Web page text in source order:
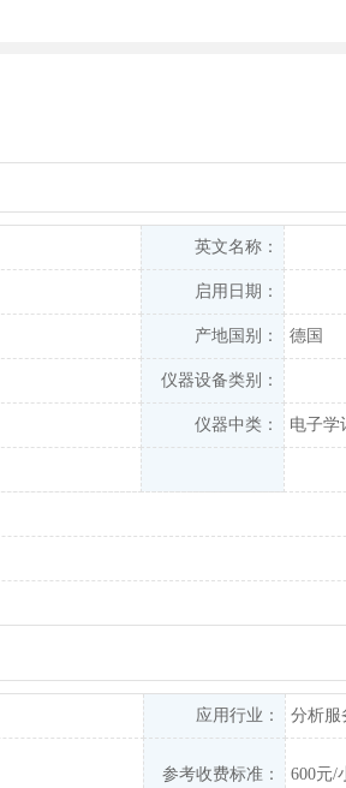
英文名称：
启用日期：
产地国别： 德国
仪器设备类别：
仪器中类： 电子学
应用行业： 分析服
参考收费标准： 600元/